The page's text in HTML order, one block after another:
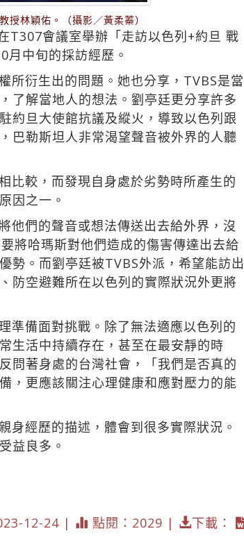
林穎佑。（攝影／黃柔蓁）
T307會議室舉辦「走訪以色列+約旦 戰
中旬的採訪經歷。
所衍生出的問題。她也分享，TVBS是當
了解當地人的想法。劉亭廷更分享許多
約旦大使館抗議及縱火，導致以色列跟
巴勒斯坦人非常渴望聲音被外界的人聽
比較，而發現自身處於劣勢時所產生的
因之一。
他們的聲音或想法傳送出去給外界，沒
將哈瑪斯對他們造成的傷害傳達出去給
勢。而劉亭廷被TVBS外派，希望能訪出
防空避難所在以色列的實際狀況外更將
準備面對挑戰。除了無法適應以色列的
生活中持續存在，甚至在最安靜的時
問著身處的台灣社會，「我們是否真的
，更應該關注心理健康和應對壓力的能
身經歷的描述，體會到很多實際狀況。
益良多。
12-24 | 點閱：2029 | 下載：